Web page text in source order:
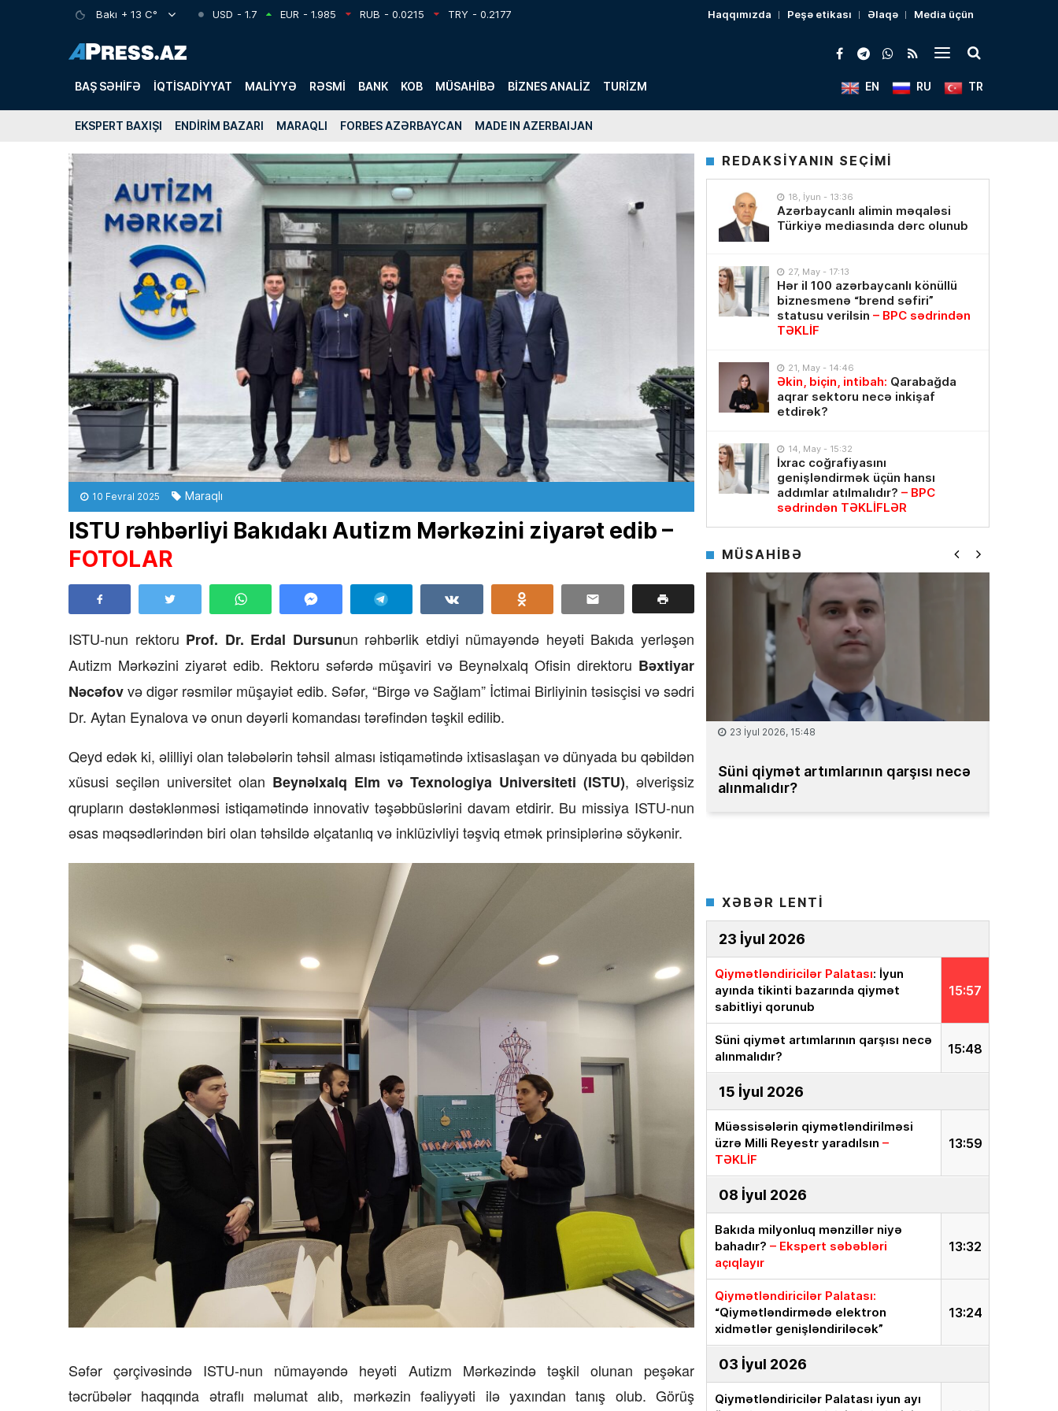
Bakı + 13 C° USD - 1.7 EUR - 1.985 RUB - 0.0215 TRY - 0.2177 Haqqımızda Peşə etikası Əlaqə Media üçün
BAŞ SƏHIFƏ İQTISADIYYAT MALIYYƏ RƏSMI BANK KOB MÜSAHIBƏ BIZNES ANALIZ TURIZM TR
RU
EN
EKSPERT BAXIŞI ENDIRIM BAZARI MARAQLI FORBES AZƏRBAYCAN MADE IN AZERBAIJAN
10 Fevral 2025 Maraqlı
ISTU rəhbərliyi Bakıdakı Autizm Mərkəzini ziyarət edib –
FOTOLAR
ISTU-nun rektoru Prof. Dr. Erdal Dursunun rəhbərlik etdiyi nümayəndə heyəti Bakıda yerləşən
Autizm Mərkəzini ziyarət edib. Rektoru səfərdə müşaviri və Beynəlxalq Ofisin direktoru Bəxtiyar
Nəcəfovvə digər rəsmilər müşayiət edib. Səfər, “Birgə və Sağlam” İctimai Birliyinin təsisçisi və sədri
Dr. Aytan Eynalova və onun dəyərli komandası tərəfindən təşkil edilib.
Qeyd edək ki, əlilliyi olan tələbələrin təhsil alması istiqamətində ixtisaslaşan və dünyada bu qəbildən
xüsusi seçilən universitet olan Beynəlxalq Elm və Texnologiya Universiteti (ISTU), əlverişsiz
qrupların dəstəklənməsi istiqamətində innovativ təşəbbüslərini davam etdirir. Bu missiya ISTU-nun
əsas məqsədlərindən biri olan təhsildə əlçatanlıq və inklüzivliyi təşviq etmək prinsiplərinə söykənir.
Səfər çərçivəsində ISTU-nun nümayəndə heyəti Autizm Mərkəzində təşkil olunan peşəkar
təcrübələr haqqında ətraflı məlumat alıb, mərkəzin fəaliyyəti ilə yaxından tanış olub. Görüş
REDAKSİYANIN SEÇİMİ
18, İyun - 13:36
Azərbaycanlı alimin məqaləsi
Türkiyə mediasında dərc olunub
27, May - 17:13
Hər il 100 azərbaycanlı könüllü
biznesmenə “brend səfiri”
statusu verilsin – BPC sədrindən
TƏKLİF
21, May - 14:46
Əkin, biçin, intibah: Qarabağda
aqrar sektoru necə inkişaf
etdirək?
14, May - 15:32
İxrac coğrafiyasını
genişləndirmək üçün hansı
addımlar atılmalıdır? – BPC
sədrindən TƏKLİFLƏR
MÜSAHİBƏ
Süni qiymət artımlarının qarşısı necə
alınmalıdır?
15 İyul 2026, 13:59
Müəssisələrin qiymətləndirilməsi
üzrə Milli Reyestr yaradılsın
XƏBƏR LENTİ
23 İyul 2026
15:57
Qiymətləndiricilər Palatası: İyun
ayında tikinti bazarında qiymət
sabitliyi qorunub
15:48
Süni qiymət artımlarının qarşısı necə
alınmalıdır?
15 İyul 2026
13:59
Müəssisələrin qiymətləndirilməsi
üzrə Milli Reyestr yaradılsın –
TƏKLİF
08 İyul 2026
13:32
Bakıda milyonluq mənzillər niyə
bahadır? – Ekspert səbəbləri
açıqlayır
13:24
Qiymətləndiricilər Palatası:
“Qiymətləndirmədə elektron
xidmətlər genişləndiriləcək”
03 İyul 2026
Qiymətləndiricilər Palatası iyun ayı